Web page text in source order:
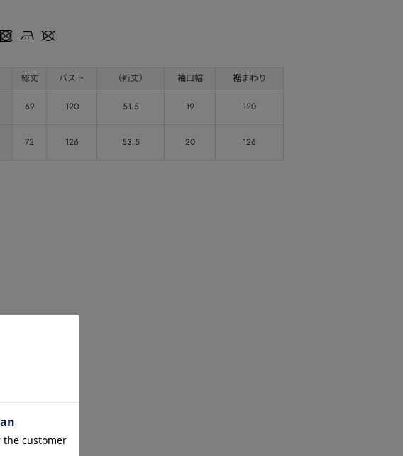
総丈 バスト （裄丈） 袖口幅 裾まわり
69 120 51.5 19 120
72 126 53.5 20 126